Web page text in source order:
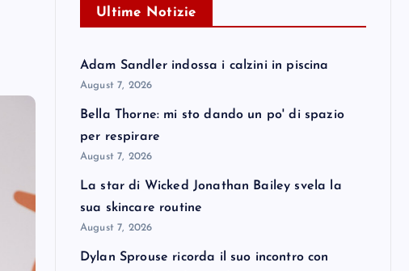
Ultime Notizie
Adam Sandler indossa i calzini in piscina
August 7, 2026
Bella Thorne: mi sto dando un po' di spazio
per respirare
August 7, 2026
La star di Wicked Jonathan Bailey svela la
sua skincare routine
August 7, 2026
Dylan Sprouse ricorda il suo incontro con